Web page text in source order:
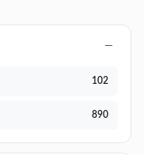
102
890